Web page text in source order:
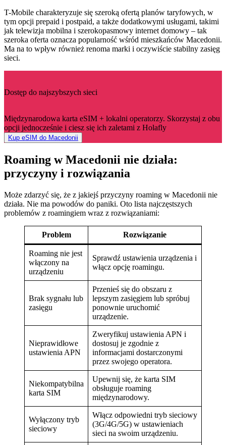
T-Mobile charakteryzuje się szeroką ofertą planów taryfowych, w
tym opcji prepaid i postpaid, a także dodatkowymi usługami, takimi
jak telewizja mobilna i szerokopasmowy internet domowy – tak
szeroka oferta oznacza popularność wśród mieszkańców Macedonii.
Ma na to wpływ również renoma marki i oczywiście stabilny zasięg
sieci.
Dostęp do najszybszych sieci
Międzynarodowa karta eSIM + lokalni operatorzy. Skorzystaj z obu
opcji jednocześnie i ciesz się ich zaletami z Holafly
Kup eSIM do Macedonii
Roaming w Macedonii nie działa:
przyczyny i rozwiązania
Może zdarzyć się, że z jakiejś przyczyny roaming w Macedonii nie
działa. Nie ma powodów do paniki. Oto lista najczęstszych
problemów z roamingiem wraz z rozwiązaniami:
Problem Rozwiązanie
Roaming nie jest
włączony na
urządzeniu
Sprawdź ustawienia urządzenia i
włącz opcję roamingu.
Brak sygnału lub
zasięgu
Przenieś się do obszaru z
lepszym zasięgiem lub spróbuj
ponownie uruchomić
urządzenie.
Nieprawidłowe
ustawienia APN
Zweryfikuj ustawienia APN i
dostosuj je zgodnie z
informacjami dostarczonymi
przez swojego operatora.
Niekompatybilna
karta SIM
Upewnij się, że karta SIM
obsługuje roaming
międzynarodowy.
Wyłączony tryb
sieciowy
Włącz odpowiedni tryb sieciowy
(3G/4G/5G) w ustawieniach
sieci na swoim urządzeniu.